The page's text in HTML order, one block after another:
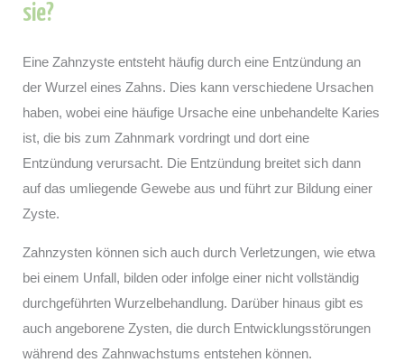
sie?
Eine Zahnzyste entsteht häufig durch eine Entzündung an
der Wurzel eines Zahns. Dies kann verschiedene Ursachen
haben, wobei eine häufige Ursache eine unbehandelte Karies
ist, die bis zum Zahnmark vordringt und dort eine
Entzündung verursacht. Die Entzündung breitet sich dann
auf das umliegende Gewebe aus und führt zur Bildung einer
Zyste.
Zahnzysten können sich auch durch Verletzungen, wie etwa
bei einem Unfall, bilden oder infolge einer nicht vollständig
durchgeführten Wurzelbehandlung. Darüber hinaus gibt es
auch angeborene Zysten, die durch Entwicklungsstörungen
während des Zahnwachstums entstehen können.